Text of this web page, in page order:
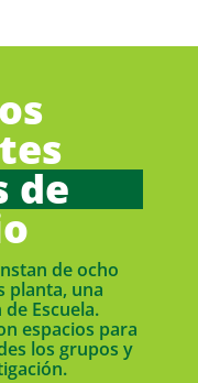
de
de ocho
planta, una
Escuela.
espacios para
los grupos y